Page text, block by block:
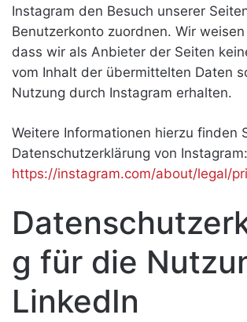
Instagram den Besuch unserer
Benutzerkonto zuordnen. Wir
dass wir als Anbieter der Seiten
vom Inhalt der übermittelten Daten
Nutzung durch Instagram erhalten.
Weitere Informationen hierzu finden
Datenschutzerklärung von Instagram:
https://instagram.com/about/legal/
g für die
LinkedIn